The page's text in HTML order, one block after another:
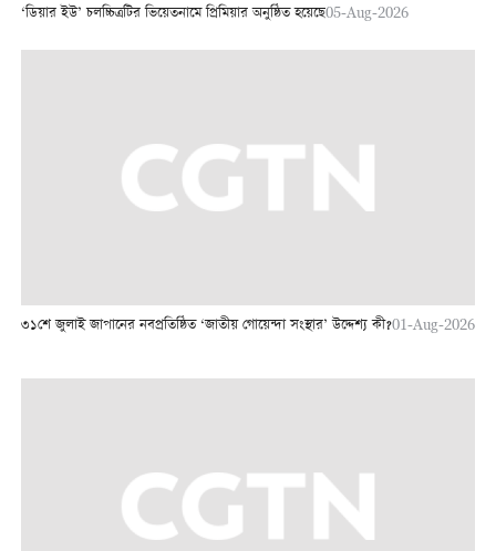
‘ডিয়ার ইউ’ চলচ্চিত্রটির ভিয়েতনামে প্রিমিয়ার অনুষ্ঠিত হয়েছে05-Aug-2026
৩১শে জুলাই জাপানের নবপ্রতিষ্ঠিত ‘জাতীয় গোয়েন্দা সংস্থার’ উদ্দেশ্য কী?01-Aug-2026